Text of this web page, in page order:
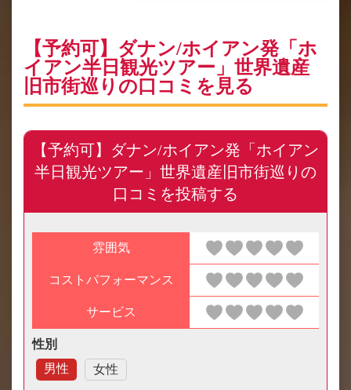
【予約可】ダナン/ホイアン発「ホ
イアン半日観光ツアー」世界遺産
旧市街巡りの口コミを見る
【予約可】ダナン/ホイアン発「ホイアン
半日観光ツアー」世界遺産旧市街巡りの
口コミを投稿する
雰囲気
コストパフォーマンス
サービス
性別
男性
女性